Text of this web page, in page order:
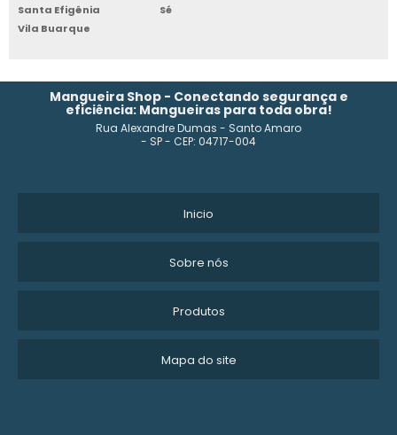
Santa Efigênia
Sé
Vila Buarque
Mangueira Shop - Conectando segurança e
eficiência: Mangueiras para toda obra!
Rua Alexandre Dumas - Santo Amaro
- SP - CEP: 04717-004
Inicio
Sobre nós
Produtos
Mapa do site